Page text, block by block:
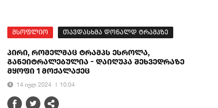
მსოფლიო თავდასხმა დონალდ ტრამპზე
პირი, რომელმაც ტრამპს ესროლა,
განეიტრალებულია - დაიღუპა შეხვედრაზე
მყოფი 1 მოქალაქეც
14 ივლ 2024 10:04